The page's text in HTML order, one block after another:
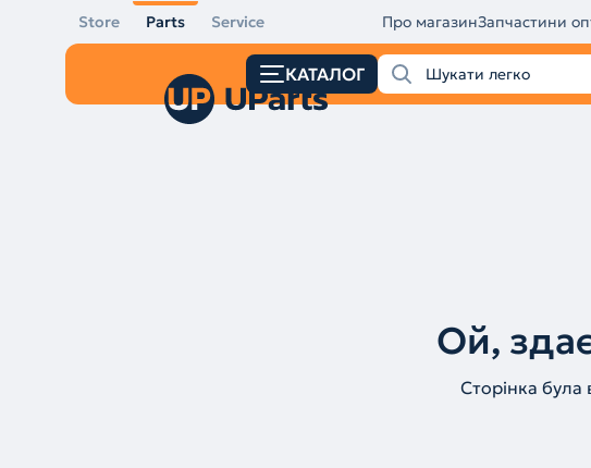
Store Parts Service Про магазинЗапчастини
КАТАЛОГ
Ой,
Сторінка